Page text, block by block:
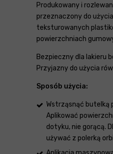
Produkowany i
przeznaczony do
teksturowanych
powierzchniach
Bezpieczny dla lakieru
Przyjazny do użycia
Sposób użycia:
Wstrząsnąć butelką
Aplikować
dotyku, nie gorącą.
używać z polerką